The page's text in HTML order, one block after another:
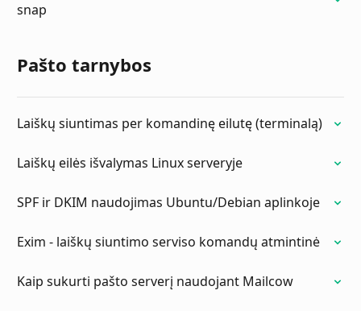
snap
Pašto tarnybos
Laiškų siuntimas per komandinę eilutę (terminalą)
Laiškų eilės išvalymas Linux serveryje
SPF ir DKIM naudojimas Ubuntu/Debian aplinkoje
Exim - laiškų siuntimo serviso komandų atmintinė
Kaip sukurti pašto serverį naudojant Mailcow